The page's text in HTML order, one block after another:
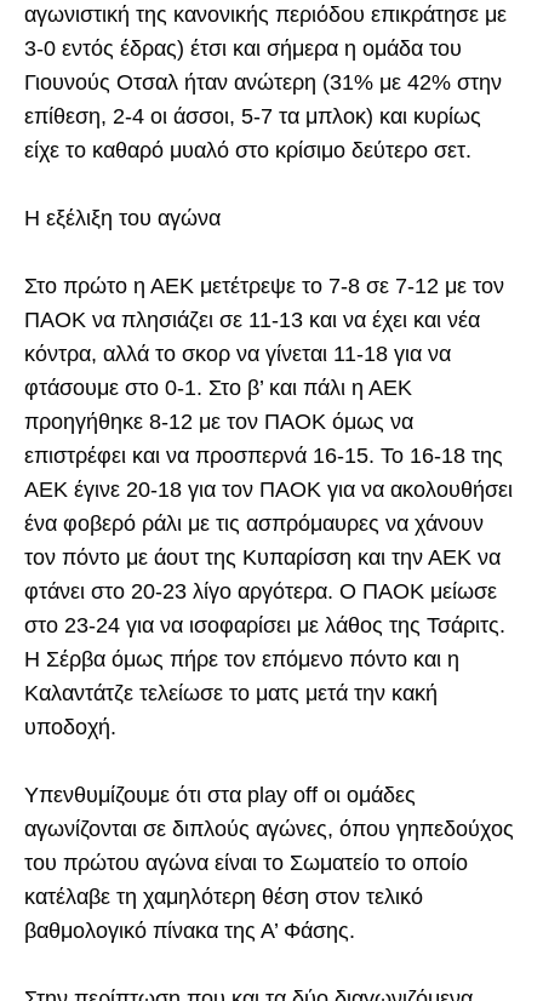
αγωνιστική της κανονικής περιόδου επικράτησε με
3-0 εντός έδρας) έτσι και σήμερα η ομάδα του
Γιουνούς Οτσαλ ήταν ανώτερη (31% με 42% στην
επίθεση, 2-4 οι άσσοι, 5-7 τα μπλοκ) και κυρίως
είχε το καθαρό μυαλό στο κρίσιμο δεύτερο σετ.
Η εξέλιξη του αγώνα
Στο πρώτο η ΑΕΚ μετέτρεψε το 7-8 σε 7-12 με τον
ΠΑΟΚ να πλησιάζει σε 11-13 και να έχει και νέα
κόντρα, αλλά το σκορ να γίνεται 11-18 για να
φτάσουμε στο 0-1. Στο β’ και πάλι η ΑΕΚ
προηγήθηκε 8-12 με τον ΠΑΟΚ όμως να
επιστρέφει και να προσπερνά 16-15. Το 16-18 της
ΑΕΚ έγινε 20-18 για τον ΠΑΟΚ για να ακολουθήσει
ένα φοβερό ράλι με τις ασπρόμαυρες να χάνουν
τον πόντο με άουτ της Κυπαρίσση και την ΑΕΚ να
φτάνει στο 20-23 λίγο αργότερα. Ο ΠΑΟΚ μείωσε
στο 23-24 για να ισοφαρίσει με λάθος της Τσάριτς.
Η Σέρβα όμως πήρε τον επόμενο πόντο και η
Καλαντάτζε τελείωσε το ματς μετά την κακή
υποδοχή.
Υπενθυμίζουμε ότι στα play off οι ομάδες
αγωνίζονται σε διπλούς αγώνες, όπου γηπεδούχος
του πρώτου αγώνα είναι το Σωματείο το οποίο
κατέλαβε τη χαμηλότερη θέση στον τελικό
βαθμολογικό πίνακα της Α’ Φάσης.